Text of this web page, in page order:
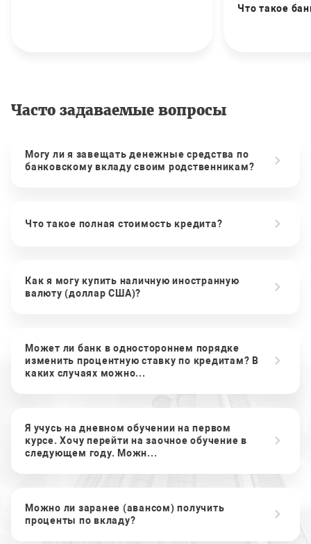
Что такое
Часто задаваемые вопросы
Могу ли я завещать денежные средства по
банковскому вкладу своим родственникам?
Что такое полная стоимость кредита?
Как я могу купить наличную иностранную
валюту (доллар США)?
Может ли банк в одностороннем порядке
изменить процентную ставку по кредитам? В
каких случаях можно...
Я учусь на дневном обучении на первом
курсе. Хочу перейти на заочное обучение в
следующем году. Можн...
Можно ли заранее (авансом) получить
проценты по вкладу?